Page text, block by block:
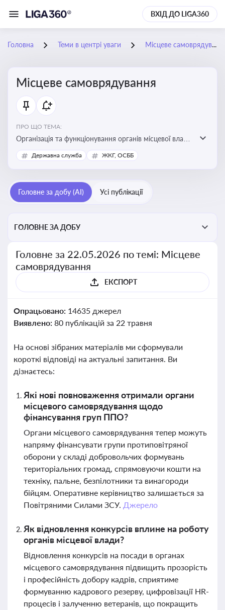
ВХІД ДО LIGA360
Головна Теми в центрі уваги Місцеве самоврядування
Місцеве самоврядування
ПРО ЩО ТЕМА:
Організація та функціонування органів місцевої влади,
які приймають рішення та здійснюють управлінські
функції на рівні місцевих громад (міст, сіл, селищ)
Державна служба ЖКГ, ОСББ
Головне за добу (AI) Усі публікації
ГОЛОВНЕ ЗА ДОБУ
Головне за 22.05.2026 по темі: Місцеве
самоврядування
ЕКСПОРТ
Опрацьовано: 14635 джерел
Виявлено: 80 публікацій за 22 травня
На основі зібраних матеріалів ми сформували
короткі відповіді на актуальні запитання. Ви
дізнаєтесь:
Які нові повноваження отримали органи
місцевого самоврядування щодо
фінансування груп ППО?
Органи місцевого самоврядування тепер можуть
напряму фінансувати групи протиповітряної
оборони у складі добровольчих формувань
територіальних громад, спрямовуючи кошти на
техніку, пальне, безпілотники та винагороди
бійцям. Оперативне керівництво залишається за
Повітряними Силами ЗСУ. Джерело
Як відновлення конкурсів вплине на роботу
органів місцевої влади?
Відновлення конкурсів на посади в органах
місцевого самоврядування підвищить прозорість
і професійність добору кадрів, сприятиме
формуванню кадрового резерву, цифровізації HR-
процесів і залученню ветеранів, що покращить